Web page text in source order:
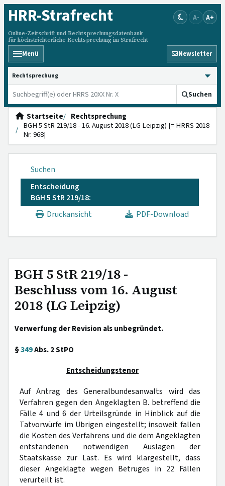
HRR-Strafrecht
Online-Zeitschrift und Rechtsprechungsdatenbank
für höchstrichterliche Rechtsprechung im Strafrecht
A- A+
Menü Newsletter
HRRS durchsuchen
Suchen
Startseite
Rechtsprechung
BGH 5 StR 219/18 - 16. August 2018 (LG Leipzig) [= HRRS 2018
Nr. 968]
Suchen
Entscheidung
BGH 5 StR 219/18:
Druckansicht
PDF-Download
BGH 5 StR 219/18 -
Beschluss vom 16. August
2018 (LG Leipzig)
Verwerfung der Revision als unbegründet.
§349Abs. 2 StPO
Entscheidungstenor
Auf Antrag des Generalbundesanwalts wird das
Verfahren gegen den Angeklagten B. betreffend die
Fälle 4 und 6 der Urteilsgründe in Hinblick auf die
Tatvorwürfe im Übrigen eingestellt; insoweit fallen
die Kosten des Verfahrens und die dem Angeklagten
entstandenen notwendigen Auslagen der
Staatskasse zur Last. Es wird klargestellt, dass
dieser Angeklagte wegen Betruges in 22 Fällen
verurteilt ist.